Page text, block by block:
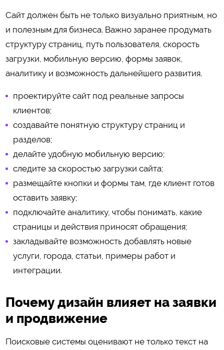
Сайт должен быть не только визуально приятным, но
и полезным для бизнеса. Важно заранее продумать
структуру страниц, путь пользователя, скорость
загрузки, мобильную версию, формы заявок,
аналитику и возможность дальнейшего развития.
проектируйте сайт под реальные запросы
клиентов;
создавайте понятную структуру страниц и
разделов;
делайте удобную мобильную версию;
следите за скоростью загрузки сайта;
размещайте кнопки и формы там, где клиент готов
оставить заявку;
подключайте аналитику, чтобы понимать, какие
страницы и действия приносят обращения;
закладывайте возможность добавлять новые
услуги, города, статьи, примеры работ и
интеграции.
Почему дизайн влияет на заявки
и продвижение
Поисковые системы оценивают не только текст на